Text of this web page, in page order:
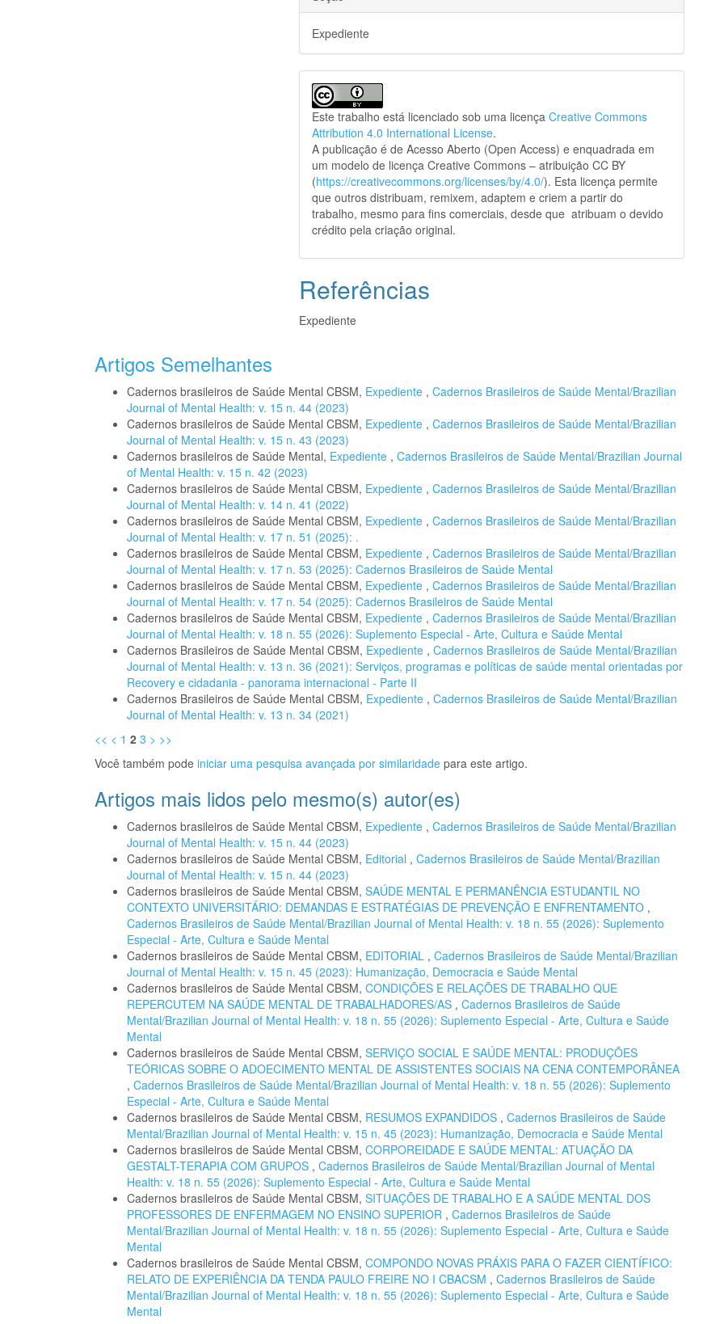
Expediente
Este trabalho está licenciado sob uma licençaCreative Commons
Attribution 4.0 International License.
A publicação é de Acesso Aberto (Open Access) e enquadrada em
um modelo de licença Creative Commons – atribuição CC BY
(https://creativecommons.org/licenses/by/4.0/). Esta licença permite
que outros distribuam, remixem, adaptem e criem a partir do
trabalho, mesmo para fins comerciais, desde que atribuam o devido
crédito pela criação original.
Referências
Expediente
Artigos Semelhantes
Cadernos brasileiros de Saúde Mental CBSM, Expediente , Cadernos Brasileiros de Saúde Mental/Brazilian
Journal of Mental Health: v. 15 n. 44 (2023)
Cadernos brasileiros de Saúde Mental CBSM, Expediente , Cadernos Brasileiros de Saúde Mental/Brazilian
Journal of Mental Health: v. 15 n. 43 (2023)
Cadernos brasileiros de Saúde Mental, Expediente , Cadernos Brasileiros de Saúde Mental/Brazilian Journal
of Mental Health: v. 15 n. 42 (2023)
Cadernos brasileiros de Saúde Mental CBSM, Expediente , Cadernos Brasileiros de Saúde Mental/Brazilian
Journal of Mental Health: v. 14 n. 41 (2022)
Cadernos brasileiros de Saúde Mental CBSM, Expediente , Cadernos Brasileiros de Saúde Mental/Brazilian
Journal of Mental Health: v. 17 n. 51 (2025): .
Cadernos brasileiros de Saúde Mental CBSM, Expediente , Cadernos Brasileiros de Saúde Mental/Brazilian
Journal of Mental Health: v. 17 n. 53 (2025): Cadernos Brasileiros de Saúde Mental
Cadernos brasileiros de Saúde Mental CBSM, Expediente , Cadernos Brasileiros de Saúde Mental/Brazilian
Journal of Mental Health: v. 17 n. 54 (2025): Cadernos Brasileiros de Saúde Mental
Cadernos brasileiros de Saúde Mental CBSM, Expediente , Cadernos Brasileiros de Saúde Mental/Brazilian
Journal of Mental Health: v. 18 n. 55 (2026): Suplemento Especial - Arte, Cultura e Saúde Mental
Cadernos Brasileiros de Saúde Mental CBSM, Expediente , Cadernos Brasileiros de Saúde Mental/Brazilian
Journal of Mental Health: v. 13 n. 36 (2021): Serviços, programas e políticas de saúde mental orientadas por
Recovery e cidadania - panorama internacional - Parte II
Cadernos Brasileiros de Saúde Mental CBSM, Expediente , Cadernos Brasileiros de Saúde Mental/Brazilian
Journal of Mental Health: v. 13 n. 34 (2021)
<< < 1 2 3 > >>
Você também pode iniciar uma pesquisa avançada por similaridade para este artigo.
Artigos mais lidos pelo mesmo(s) autor(es)
Cadernos brasileiros de Saúde Mental CBSM, Expediente , Cadernos Brasileiros de Saúde Mental/Brazilian
Journal of Mental Health: v. 15 n. 44 (2023)
Cadernos brasileiros de Saúde Mental CBSM, Editorial , Cadernos Brasileiros de Saúde Mental/Brazilian
Journal of Mental Health: v. 15 n. 44 (2023)
Cadernos brasileiros de Saúde Mental CBSM, SAÚDE MENTAL E PERMANÊNCIA ESTUDANTIL NO
CONTEXTO UNIVERSITÁRIO: DEMANDAS E ESTRATÉGIAS DE PREVENÇÃO E ENFRENTAMENTO ,
Cadernos Brasileiros de Saúde Mental/Brazilian Journal of Mental Health: v. 18 n. 55 (2026): Suplemento
Especial - Arte, Cultura e Saúde Mental
Cadernos brasileiros de Saúde Mental CBSM, EDITORIAL , Cadernos Brasileiros de Saúde Mental/Brazilian
Journal of Mental Health: v. 15 n. 45 (2023): Humanização, Democracia e Saúde Mental
Cadernos brasileiros de Saúde Mental CBSM, CONDIÇÕES E RELAÇÕES DE TRABALHO QUE
REPERCUTEM NA SAÚDE MENTAL DE TRABALHADORES/AS , Cadernos Brasileiros de Saúde
Mental/Brazilian Journal of Mental Health: v. 18 n. 55 (2026): Suplemento Especial - Arte, Cultura e Saúde
Mental
Cadernos brasileiros de Saúde Mental CBSM, SERVIÇO SOCIAL E SAÚDE MENTAL: PRODUÇÕES
TEÓRICAS SOBRE O ADOECIMENTO MENTAL DE ASSISTENTES SOCIAIS NA CENA CONTEMPORÂNEA
, Cadernos Brasileiros de Saúde Mental/Brazilian Journal of Mental Health: v. 18 n. 55 (2026): Suplemento
Especial - Arte, Cultura e Saúde Mental
Cadernos brasileiros de Saúde Mental CBSM, RESUMOS EXPANDIDOS , Cadernos Brasileiros de Saúde
Mental/Brazilian Journal of Mental Health: v. 15 n. 45 (2023): Humanização, Democracia e Saúde Mental
Cadernos brasileiros de Saúde Mental CBSM, CORPOREIDADE E SAÚDE MENTAL: ATUAÇÃO DA
GESTALT-TERAPIA COM GRUPOS , Cadernos Brasileiros de Saúde Mental/Brazilian Journal of Mental
Health: v. 18 n. 55 (2026): Suplemento Especial - Arte, Cultura e Saúde Mental
Cadernos brasileiros de Saúde Mental CBSM, SITUAÇÕES DE TRABALHO E A SAÚDE MENTAL DOS
PROFESSORES DE ENFERMAGEM NO ENSINO SUPERIOR , Cadernos Brasileiros de Saúde
Mental/Brazilian Journal of Mental Health: v. 18 n. 55 (2026): Suplemento Especial - Arte, Cultura e Saúde
Mental
Cadernos brasileiros de Saúde Mental CBSM, COMPONDO NOVAS PRÁXIS PARA O FAZER CIENTÍFICO:
RELATO DE EXPERIÊNCIA DA TENDA PAULO FREIRE NO I CBACSM , Cadernos Brasileiros de Saúde
Mental/Brazilian Journal of Mental Health: v. 18 n. 55 (2026): Suplemento Especial - Arte, Cultura e Saúde
Mental